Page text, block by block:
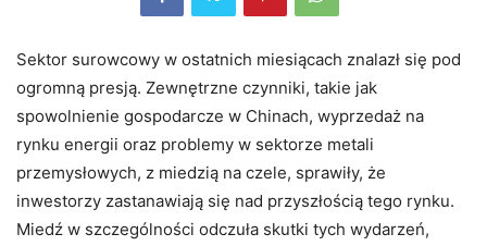
Sektor surowcowy w ostatnich miesiącach znalazł się pod
ogromną presją. Zewnętrzne czynniki, takie jak
spowolnienie gospodarcze w Chinach, wyprzedaż na
rynku energii oraz problemy w sektorze metali
przemysłowych, z miedzią na czele, sprawiły, że
inwestorzy zastanawiają się nad przyszłością tego rynku.
Miedź w szczególności odczuła skutki tych wydarzeń,